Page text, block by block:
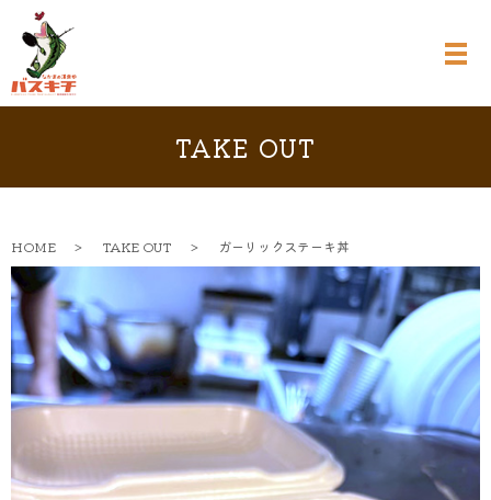
TAKE OUT
HOME TAKE OUT ガーリックステーキ丼